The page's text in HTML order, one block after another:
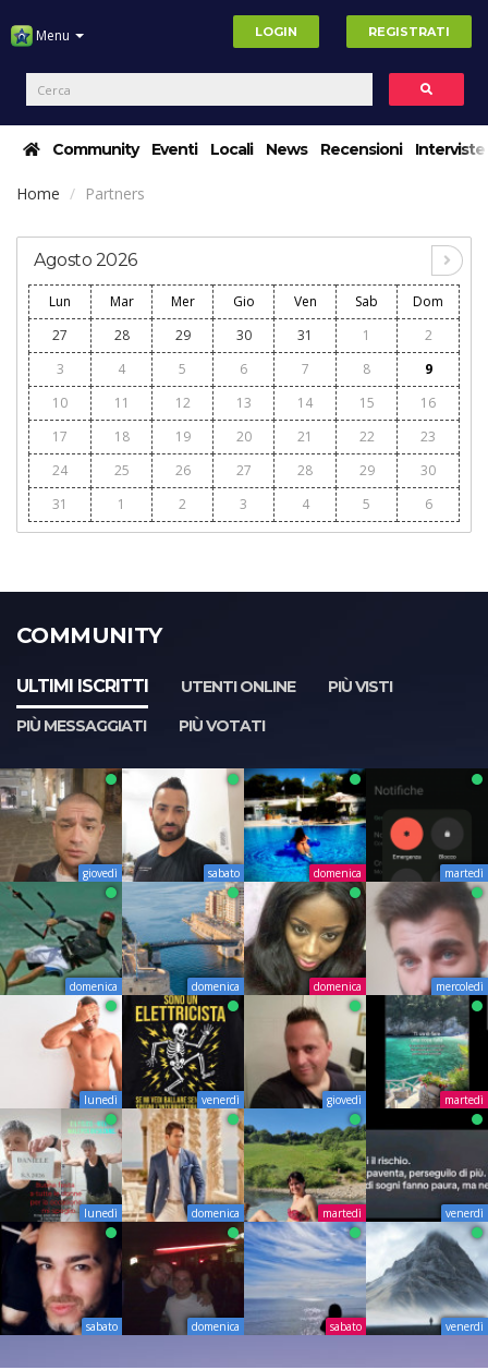
Menu LOGIN REGISTRATI
Community Eventi Locali News Recensioni Interviste
Home Partners
Agosto 2026
Lun Mar Mer Gio Ven Sab
Dom
27
28 29 30 31 1
2
3
4 5 6 7 8
9
10
11 12 13 14 15
16
17
18 19 20 21 22
23
24
25 26 27 28 29
30
31
1 2 3 4 5 6
COMMUNITY
ULTIMI ISCRITTI UTENTI ONLINE
PIÙ VISTI
PIÙ MESSAGGIATI
PIÙ VOTATI
giovedì sabato domenica martedì
domenica domenica domenica mercoledì
lunedì venerdì giovedì martedì
lunedì domenica martedì venerdì
sabato domenica sabato venerdì